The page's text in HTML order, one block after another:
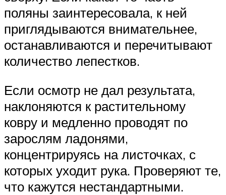
поляны заинтересовала, к ней
приглядываются внимательнее,
останавливаются и перечитывают
количество лепестков.
Если осмотр не дал результата,
наклоняются к растительному
ковру и медленно проводят по
зарослям ладонями,
концентрируясь на листочках, с
которых уходит рука. Проверяют те,
что кажутся нестандартными.